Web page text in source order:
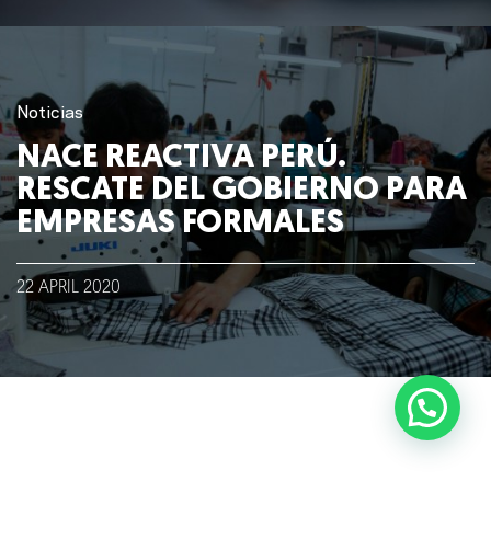
Lo que hacemos
Blog
Talento
Conversemos
Noticias
NACE REACTIVA PERÚ.
RESCATE DEL GOBIERNO PARA
EMPRESAS FORMALES
22 APRIL 2020